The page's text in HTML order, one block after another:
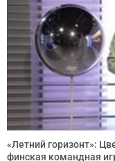
«Летний горизонт»:
финская командная